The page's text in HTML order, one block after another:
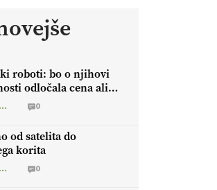
roboti: bo o njihovi
odločala cena ali
za kmetijo?
Kmečki Glas 0
od satelita do
korita
Kmečki Glas 0